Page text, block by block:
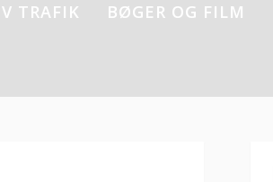
TRAFIK BØGER OG FILM